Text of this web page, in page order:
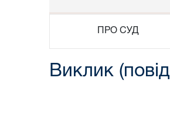
ПРО СУД
Виклик